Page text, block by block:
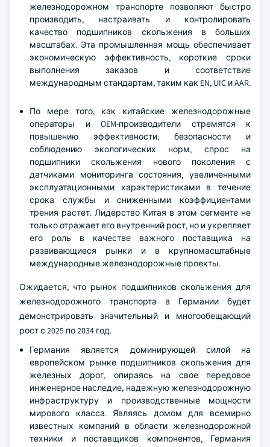
железнодорожном транспорте позволяют быстро
производить, настраивать и контролировать
качество подшипников скольжения в больших
масштабах. Эта промышленная мощь обеспечивает
экономическую эффективность, короткие сроки
выполнения заказов и соответствие
международным стандартам, таким как EN, UIC и AAR.
По мере того, как китайские железнодорожные
операторы и OEM-производители стремятся к
повышению эффективности, безопасности и
соблюдению экологических норм, спрос на
подшипники скольжения нового поколения с
датчиками мониторинга состояния, увеличенными
эксплуатационными характеристиками в течение
срока службы и сниженными коэффициентами
трения растет. Лидерство Китая в этом сегменте не
только отражает его внутренний рост, но и укрепляет
его роль в качестве важного поставщика на
развивающиеся рынки и в крупномасштабные
международные железнодорожные проекты.
Ожидается, что рынок подшипников скольжения для
железнодорожного транспорта в Германии будет
демонстрировать значительный и многообещающий
рост с 2025 по 2034 год.
Германия является доминирующей силой на
европейском рынке подшипников скольжения для
железных дорог, опираясь на свое передовое
инженерное наследие, надежную железнодорожную
инфраструктуру и производственные мощности
мирового класса. Являясь домом для всемирно
известных компаний в области железнодорожной
техники и поставщиков компонентов, Германия